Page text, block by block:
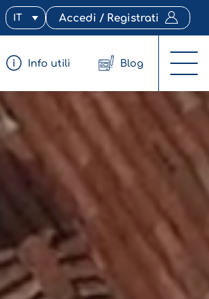
IT Accedi / Registrati
Info utili Blog